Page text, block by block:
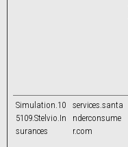
Simulation.10
5109.Stelvio.In
surances
services.santa
nderconsume
r.com